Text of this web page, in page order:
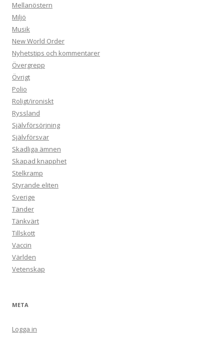
Mellanöstern
Miljö
Musik
New World Order
Nyhetstips och kommentarer
Övergrepp
Övrigt
Polio
Roligt/ironiskt
Ryssland
Självförsörjning
Självförsvar
Skadliga ämnen
Skapad knapphet
Stelkramp
Styrande eliten
Sverige
Tänder
Tänkvärt
Tillskott
Vaccin
Världen
Vetenskap
META
Logga in